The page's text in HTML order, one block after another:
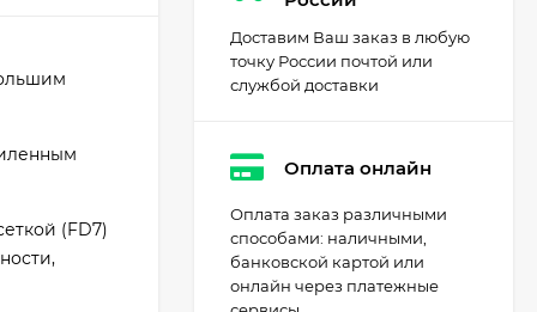
(FD7)
Доставим Ваш заказ в любую
точку России почтой или
службой доставки
Оплата онлайн
Оплата заказ различными
способами: наличными,
банковской картой или
онлайн через платежные